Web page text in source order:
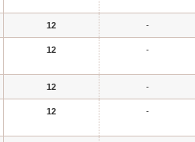
12 -
12 -
12 -
12 -